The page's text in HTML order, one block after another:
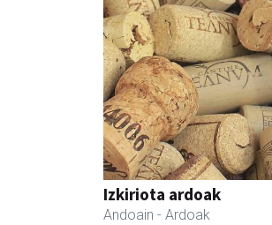
Izkiriota ardoak
Andoain - Ardoak